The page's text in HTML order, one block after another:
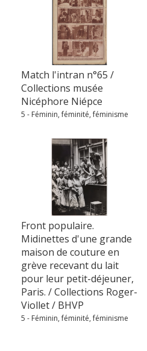
Match l'intran n°65 /
Collections musée
Nicéphore Niépce
5 - Féminin, féminité, féminisme
Front populaire.
Midinettes d'une grande
maison de couture en
grève recevant du lait
pour leur petit-déjeuner,
Paris. / Collections Roger-
Viollet / BHVP
5 - Féminin, féminité, féminisme